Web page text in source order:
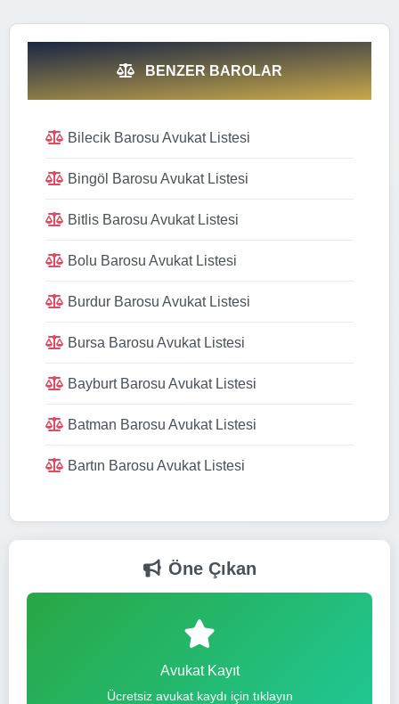
BENZER BAROLAR
Bilecik Barosu Avukat Listesi
Bingöl Barosu Avukat Listesi
Bitlis Barosu Avukat Listesi
Bolu Barosu Avukat Listesi
Burdur Barosu Avukat Listesi
Bursa Barosu Avukat Listesi
Bayburt Barosu Avukat Listesi
Batman Barosu Avukat Listesi
Bartın Barosu Avukat Listesi
Öne Çıkan
Avukat Kayıt
Ücretsiz avukat kaydı için tıklayın